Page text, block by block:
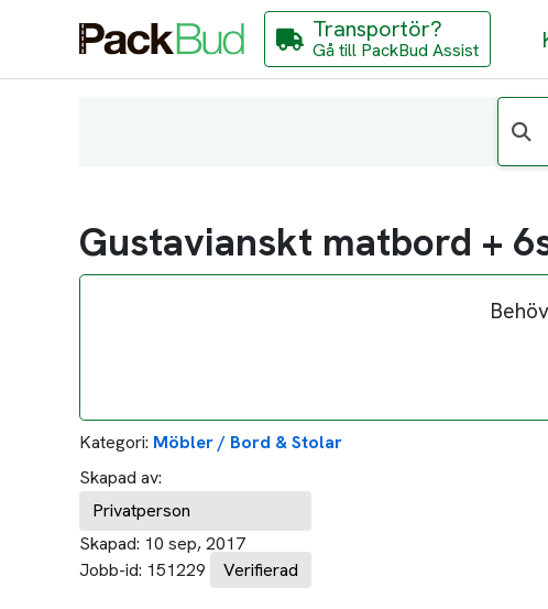
Transportör?
Gå till PackBud Assist
Gustavianskt matbord +
Kategori: Möbler / Bord & Stolar
Skapad av:
Privatperson
Skapad: 10 sep, 2017
Jobb-id: 151229 Verifierad